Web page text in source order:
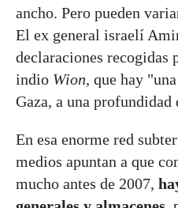
ancho. Pero pueden
El ex general israelí
declaraciones recogidas
indio Wion, que hay
Gaza, a una profundidad
En esa enorme red
medios apuntan a que
mucho antes de 2007,